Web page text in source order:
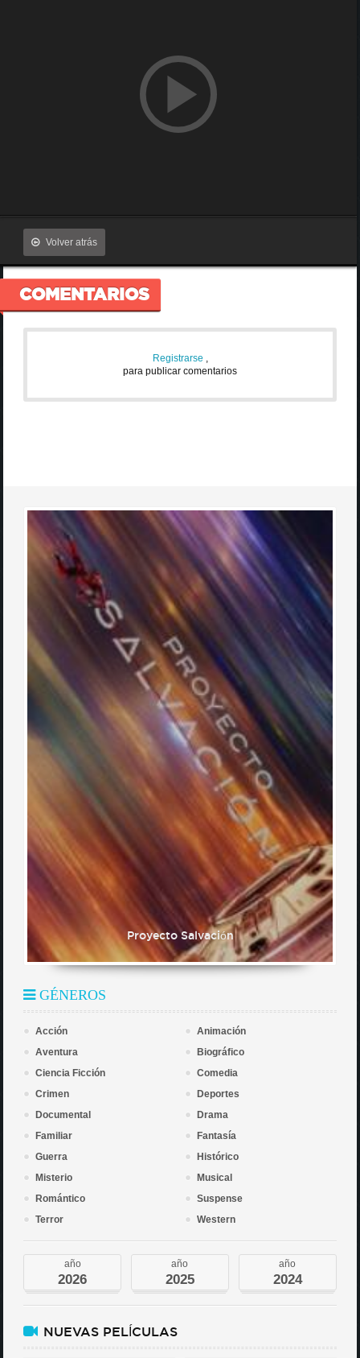
Volver atrás
COMENTARIOS
Registrarse ,
para publicar comentarios
Proyecto Salvación
GÉNEROS
Acción
Animación
Aventura
Biográfico
Ciencia Ficción
Comedia
Crimen
Deportes
Documental
Drama
Familiar
Fantasía
Guerra
Histórico
Misterio
Musical
Romántico
Suspense
Terror
Western
año
2026
año
2025
año
2024
NUEVAS PELÍCULAS